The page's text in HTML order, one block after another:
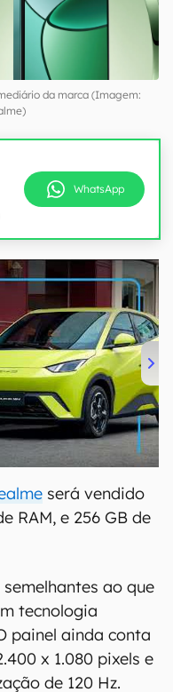
da marca (Imagem:
WhatsApp
será vendido
RAM, e 256 GB de
ao que
tecnologia
painel ainda conta
x 1.080 pixels e
de 120 Hz.